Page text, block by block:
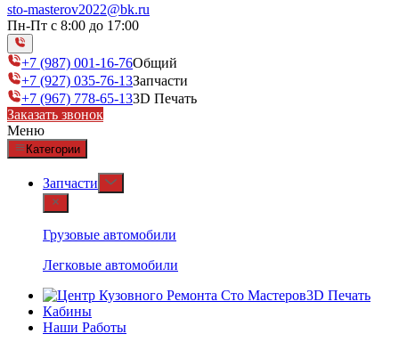
sto-masterov2022@bk.ru
Пн-Пт с 8:00 до 17:00
+7 (987) 001-16-76Общий
+7 (927) 035-76-13Запчасти
+7 (967) 778-65-133D Печать
Заказать звонок
Меню
Категории
Запчасти
Грузовые автомобили
Легковые автомобили
3D Печать
Кабины
Наши Работы